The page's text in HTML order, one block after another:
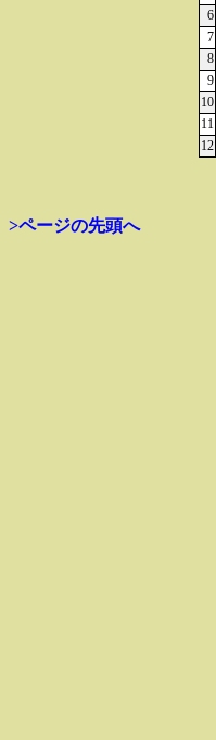
6
7
8
9
10
11
12
>ページの先頭へ